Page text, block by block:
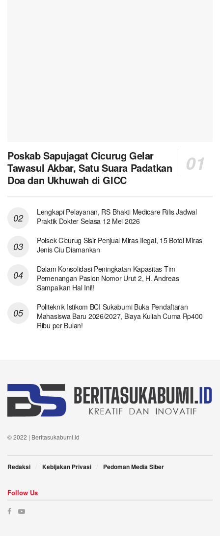
Poskab Sapujagat Cicurug Gelar
Tawasul Akbar, Satu Suara Padatkan
Doa dan Ukhuwah di GICC
Lengkapi Pelayanan, RS Bhakti Medicare Rilis Jadwal
Praktik Dokter Selasa 12 Mei 2026
Polsek Cicurug Sisir Penjual Miras Ilegal, 15 Botol Miras
Jenis Ciu Diamankan
Dalam Konsolidasi Peningkatan Kapasitas Tim
Pemenangan Paslon Nomor Urut 2, H. Andreas
Sampaikan Hal Ini!!
Politeknik Istikom BCI Sukabumi Buka Pendaftaran
Mahasiswa Baru 2026/2027, Biaya Kuliah Cuma Rp400
Ribu per Bulan!
© 2022 | Beritasukabumi.id
Redaksi Kebijakan Privasi Pedoman Media Siber
Follow Us